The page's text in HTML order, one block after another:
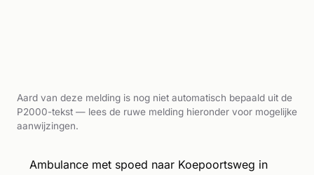
Aard van deze melding is nog niet automatisch bepaald uit de
P2000-tekst — lees de ruwe melding hieronder voor mogelijke
aanwijzingen.
Ambulance met spoed naar Koepoortsweg in